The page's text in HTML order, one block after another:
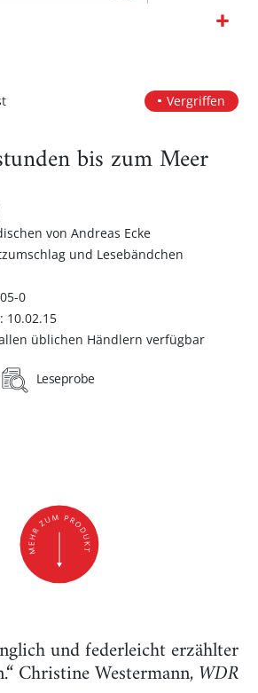
Vergriffen
bis zum Meer
von Andreas Ecke
und Lesebändchen
0
10.02.15
üblichen Händlern verfügbar
Leseprobe
und federleicht erzählter
Christine Westermann,WDR